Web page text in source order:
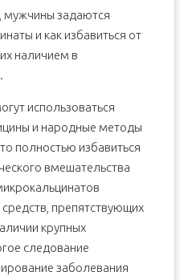
мужчины задаются
и как избавиться от
наличием в
использоваться
и народные методы
полностью избавиться
вмешательства
препятствующих
крупных
следование
заболевания